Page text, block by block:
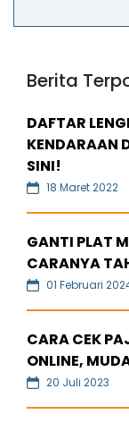
Berita
DAFTAR
KENDARAAN
SINI!
18 Maret 2022
GANTI PLAT
CARANYA
01 Februari
CARA CEK
ONLINE,
20 Juli 2023